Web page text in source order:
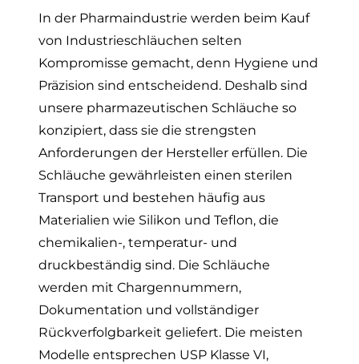
In der Pharmaindustrie werden beim Kauf
von Industrieschläuchen selten
Kompromisse gemacht, denn Hygiene und
Präzision sind entscheidend. Deshalb sind
unsere pharmazeutischen Schläuche so
konzipiert, dass sie die strengsten
Anforderungen der Hersteller erfüllen. Die
Schläuche gewährleisten einen sterilen
Transport und bestehen häufig aus
Materialien wie Silikon und Teflon, die
chemikalien-, temperatur- und
druckbeständig sind. Die Schläuche
werden mit Chargennummern,
Dokumentation und vollständiger
Rückverfolgbarkeit geliefert. Die meisten
Modelle entsprechen USP Klasse VI,